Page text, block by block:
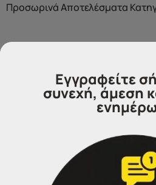
Προσωρινά Αποτελέσματα
Επικοινωνήστε
Γραφεία Εξυπηρέτησης
Θα χαρούμε να σας
Εγγραφείτε
συνεχή, άμεση